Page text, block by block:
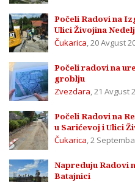
Počeli Radovi na
Ulici Živojina
Čukarica,20 Avgust
Počeli radovi na
groblju
Zvezdara,21 Avgust
Počeli Radovi na
u Sarićevoj i Ulici
Čukarica,2
Napreduju Radovi
Batajnici